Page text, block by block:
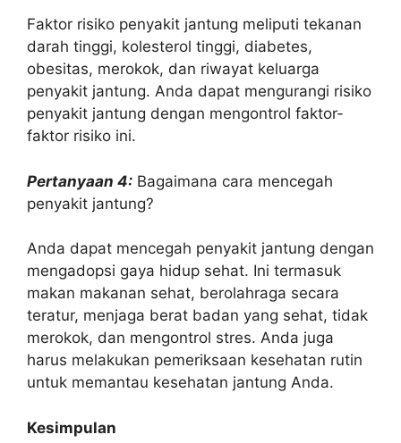
Faktor risiko penyakit jantung meliputi tekanan
darah tinggi, kolesterol tinggi, diabetes,
obesitas, merokok, dan riwayat keluarga
penyakit jantung. Anda dapat mengurangi risiko
penyakit jantung dengan mengontrol faktor-
faktor risiko ini.
Pertanyaan 4: Bagaimana cara mencegah
penyakit jantung?
Anda dapat mencegah penyakit jantung dengan
mengadopsi gaya hidup sehat. Ini termasuk
makan makanan sehat, berolahraga secara
teratur, menjaga berat badan yang sehat, tidak
merokok, dan mengontrol stres. Anda juga
harus melakukan pemeriksaan kesehatan rutin
untuk memantau kesehatan jantung Anda.
Kesimpulan